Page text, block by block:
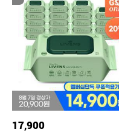
17,900